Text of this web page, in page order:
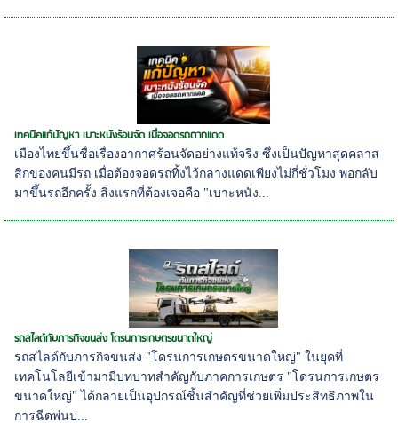
เทคนิคแก้ปัญหา เบาะหนังร้อนจัด เมื่อจอดรถตากแดด
เมืองไทยขึ้นชื่อเรื่องอากาศร้อนจัดอย่างแท้จริง ซึ่งเป็นปัญหาสุดคลาส
สิกของคนมีรถ เมื่อต้องจอดรถทิ้งไว้กลางแดดเพียงไม่กี่ชั่วโมง พอกลับ
มาขึ้นรถอีกครั้ง สิ่งแรกที่ต้องเจอคือ "เบาะหนัง...
รถสไลด์กับภารกิจขนส่ง โดรนการเกษตรขนาดใหญ่
รถสไลด์กับภารกิจขนส่ง "โดรนการเกษตรขนาดใหญ่" ในยุคที่
เทคโนโลยีเข้ามามีบทบาทสำคัญกับภาคการเกษตร "โดรนการเกษตร
ขนาดใหญ่" ได้กลายเป็นอุปกรณ์ชิ้นสำคัญที่ช่วยเพิ่มประสิทธิภาพใน
การฉีดพ่นป...